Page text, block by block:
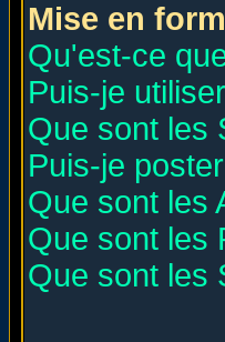
Mise en
Qu'est-ce
Puis-je
Que sont les
Puis-je
Que sont les
Que sont les
Que sont les